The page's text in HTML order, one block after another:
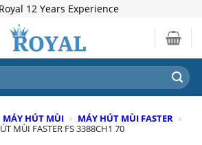
12 Years Experience
MÁY HÚT MÙI » MÁY HÚT MÙI FASTER »
MÙI FASTER FS 3388CH1 70